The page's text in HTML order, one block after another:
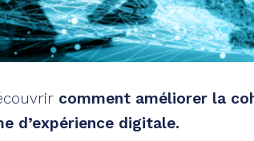
comment améliorer la
d’expérience digitale.